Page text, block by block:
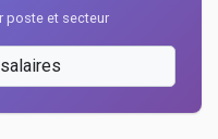
poste et secteur